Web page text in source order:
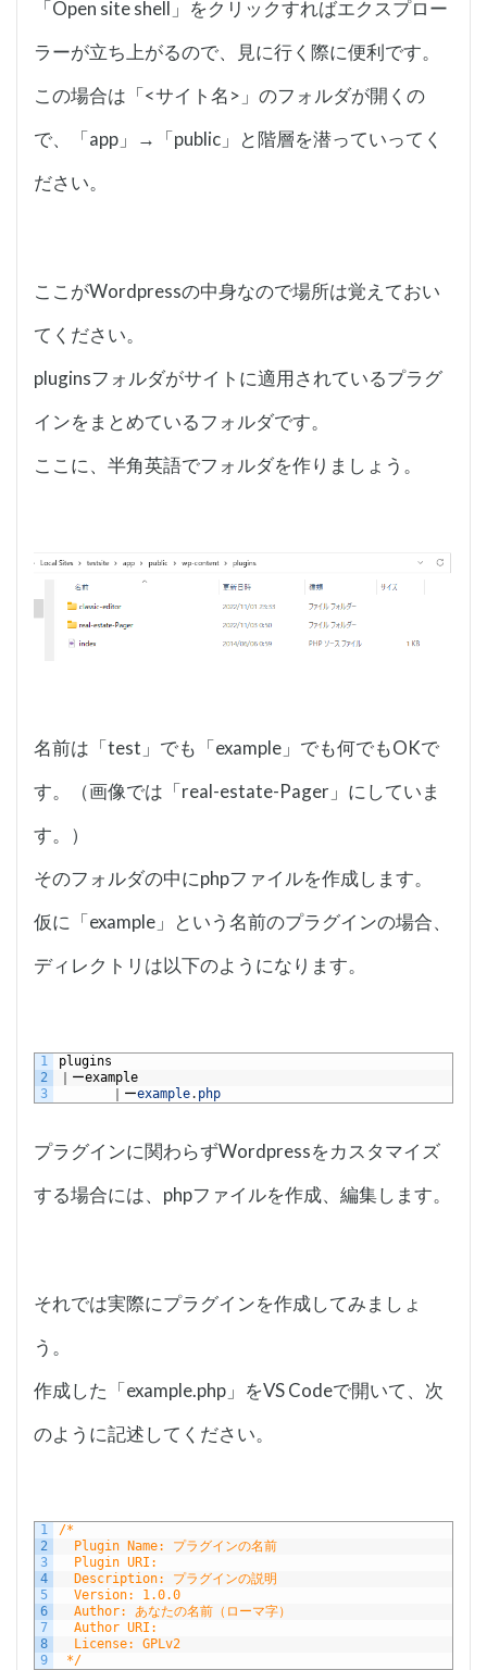
「Open site shell」をクリックすればエクスプロー
ラーが立ち上がるので、見に行く際に便利です。
この場合は「<サイト名>」のフォルダが開くの
で、「app」→「public」と階層を潜っていってく
ださい。
ここがWordpressの中身なので場所は覚えておい
てください。
pluginsフォルダがサイトに適用されているプラグ
インをまとめているフォルダです。
ここに、半角英語でフォルダを作りましょう。
名前は「test」でも「example」でも何でもOKで
す。（画像では「real-estate-Pager」にしていま
す。）
そのフォルダの中にphpファイルを作成します。
仮に「example」という名前のプラグインの場合、
ディレクトリは以下のようになります。
1
2
3
plugins
｜ーexample
｜ーexample. php
プラグインに関わらずWordpressをカスタマイズ
する場合には、phpファイルを作成、編集します。
それでは実際にプラグインを作成してみましょ
う。
作成した「example.php」をVS Codeで開いて、次
のように記述してください。
1
2
3
4
5
6
7
8
9
/*
Plugin Name: プラグインの名前
Plugin URI:
Description: プラグインの説明
Version: 1.0.0
Author: あなたの名前（ローマ字）
Author URI:
License: GPLv2
*/